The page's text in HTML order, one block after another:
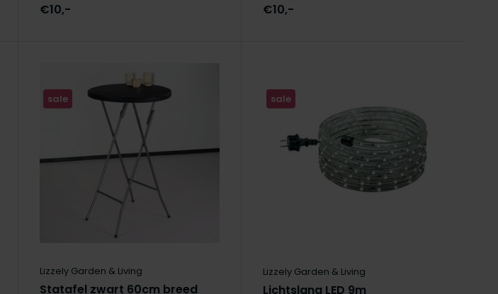
€10,- €10,-
sale
Lizzely Garden & Living
Statafel zwart 60cm breed
sale
Lizzely Garden & Living
Lichtslang LED 9m